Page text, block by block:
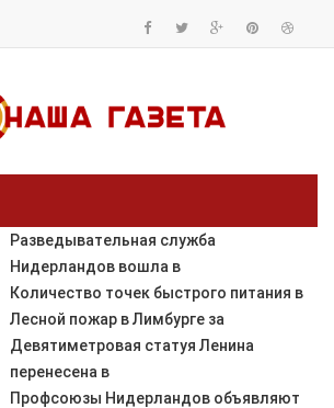
Разведывательная служба
Нидерландов вошла в
Количество точек быстрого питания в
Лесной пожар в Лимбурге за
Девятиметровая статуя Ленина
перенесена в
Профсоюзы Нидерландов объявляют